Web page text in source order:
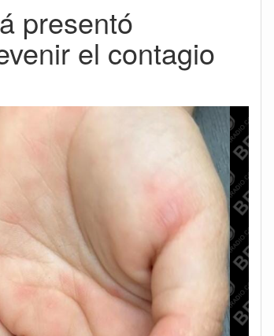
presentó
el contagio